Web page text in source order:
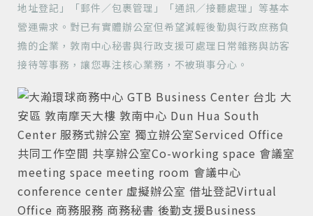
地址登記」「郵件／包裹管理」「通訊／接聽處理」等基本
營運需求。對已有實體辦公室但希望減輕後勤與行政庶務負
擔的企業，敦南中心秘書與行政支援可處理日常雜務與訪客
接待等事務，讓您專注核心業務，不被瑣事分心。